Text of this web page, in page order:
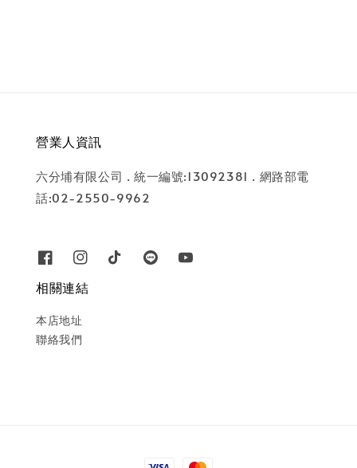
營業人資訊
六分埔有限公司 . 統一編號:13092381 . 網路部電
話:02-2550-9962
相關連結
本店地址
聯絡我們